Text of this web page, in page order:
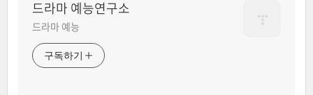
드라마 예능연구소
드라마 예능
구독하기